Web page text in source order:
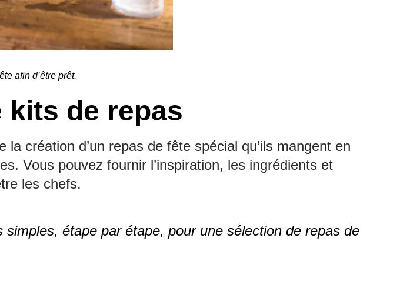
afin d’être prêt.
de repas
création d’un repas de fête spécial qu’ils mangent en
Vous pouvez fournir l’inspiration, les ingrédients et
les chefs.
étape par étape, pour une sélection de repas de